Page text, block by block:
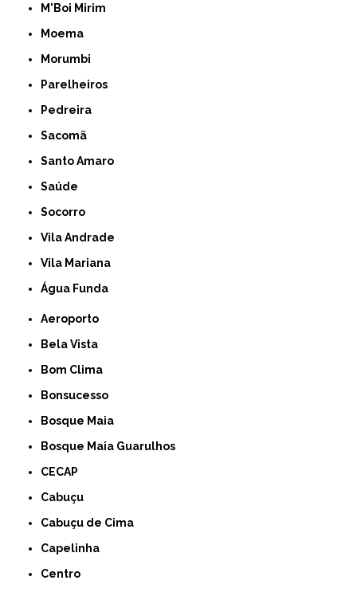
M'Boi Mirim
Moema
Morumbi
Parelheiros
Pedreira
Sacomã
Santo Amaro
Saúde
Socorro
Vila Andrade
Vila Mariana
Água Funda
Aeroporto
Bela Vista
Bom Clima
Bonsucesso
Bosque Maia
Bosque Maia Guarulhos
CECAP
Cabuçu
Cabuçu de Cima
Capelinha
Centro